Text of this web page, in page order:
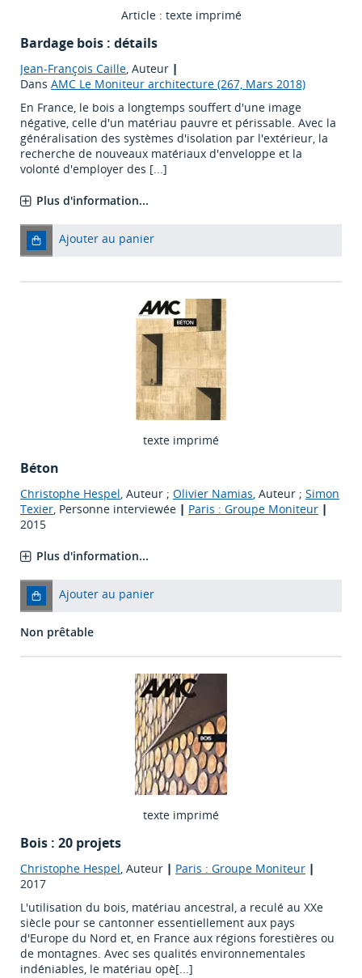
Article : texte imprimé
Bardage bois : détails
Jean-François Caille, Auteur |
Dans AMC Le Moniteur architecture (267, Mars 2018)
En France, le bois a longtemps souffert d'une image
négative, celle d'un matériau pauvre et périssable. Avec la
généralisation des systèmes d'isolation par l'extérieur, la
recherche de nouveaux matériaux d'enveloppe et la
volonté d'employer des [...]
Plus d'information...
Ajouter au panier
texte imprimé
Béton
Christophe Hespel, Auteur ; Olivier Namias, Auteur ; Simon
Texier, Personne interviewée | Paris : Groupe Moniteur |
2015
Plus d'information...
Ajouter au panier
Non prêtable
texte imprimé
Bois : 20 projets
Christophe Hespel, Auteur | Paris : Groupe Moniteur |
2017
L'utilisation du bois, matériau ancestral, a reculé au XXe
siècle pour se cantonner essentiellement aux pays
d'Europe du Nord et, en France aux régions forestières ou
de montagnes. Avec ses qualités environnementales
indéniables, le matériau opè[...]